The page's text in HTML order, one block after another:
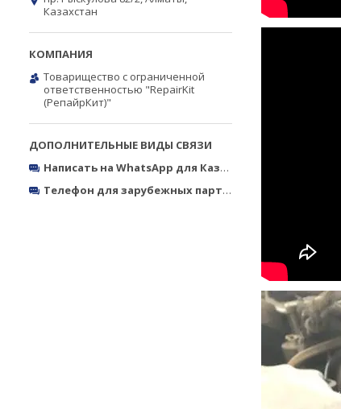
Казахстан
Товарищество с ограниченной
ответственностью "RepairKit
(РепайрКит)"
Написать на WhatsApp для Казахстана
Телефон для зарубежных партнёров